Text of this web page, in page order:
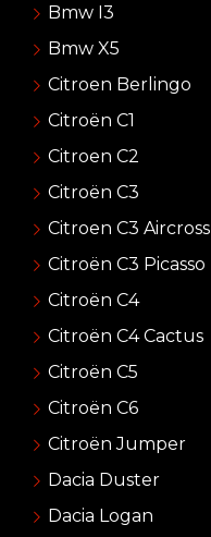
Bmw I3
Bmw X5
Citroen Berlingo
Citroën C1
Citroen C2
Citroën C3
Citroen C3 Aircross
Citroën C3 Picasso
Citroën C4
Citroën C4 Cactus
Citroën C5
Citroën C6
Citroën Jumper
Dacia Duster
Dacia Logan